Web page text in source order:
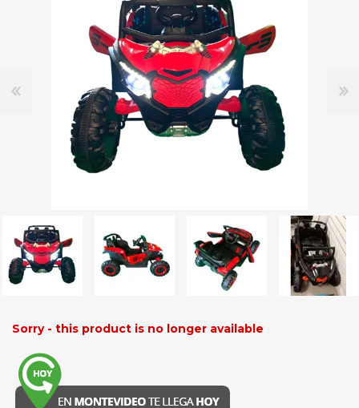
Sorry - this product is no longer available